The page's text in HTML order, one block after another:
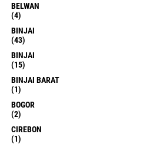
BELWAN
(4)
BINJAI
(43)
BINJAI
(15)
BINJAI BARAT
(1)
BOGOR
(2)
CIREBON
(1)